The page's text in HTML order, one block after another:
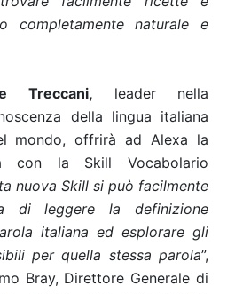
completamente naturale e
Treccani, leader nella
della lingua italiana
mondo, offrirà ad Alexa la
con la Skill Vocabolario
nuova Skill si può facilmente
di leggere la definizione
italiana ed esplorare gli
per quella stessa parola”,
Bray, Direttore Generale di